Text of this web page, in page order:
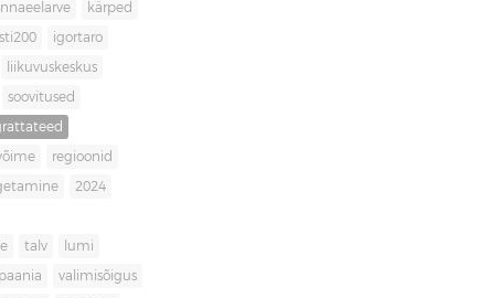
kärped
igortaro
liikuvuskeskus
soovitused
regioonid
2024
talv lumi
valimisõigus